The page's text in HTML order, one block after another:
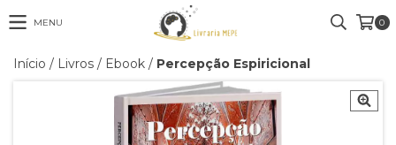
MENU 0
Início / Livros / Ebook / Percepção Espiricional